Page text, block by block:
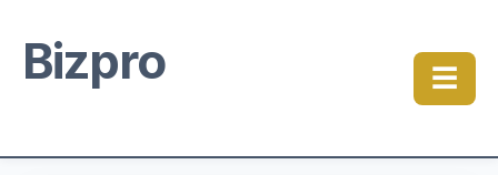
Bizpro ☰